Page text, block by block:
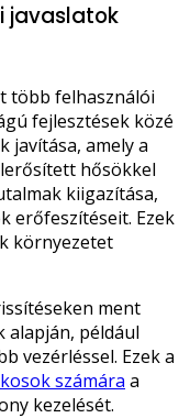
javaslatok
több felhasználói
fejlesztések közé
javítása, amely a
hősökkel
kiigazítása,
erőfeszítéseit. Ezek
környezetet
ment
alapján, például
vezérléssel. Ezek a
számára a
kezelését.